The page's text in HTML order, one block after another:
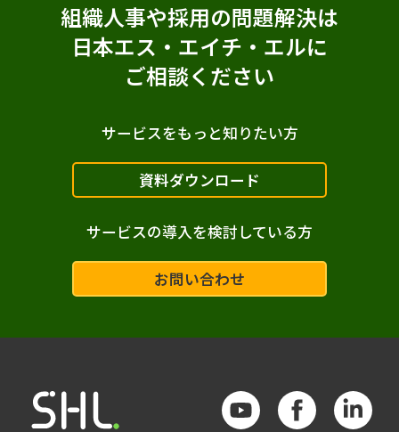
組織人事や採用の問題解決は
日本エス・エイチ・エルに
ご相談ください
サービスをもっと知りたい方
資料ダウンロード
サービスの導入を検討している方
お問い合わせ